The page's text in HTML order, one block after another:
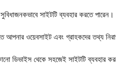
সাইটটি ব্যবহার করতে পারেন।
আপনার ওয়েবসাইট এবং গ্রাহকদের তথ্য
ডিভাইস থেকে সহজেই সাইটটি ব্যবহার